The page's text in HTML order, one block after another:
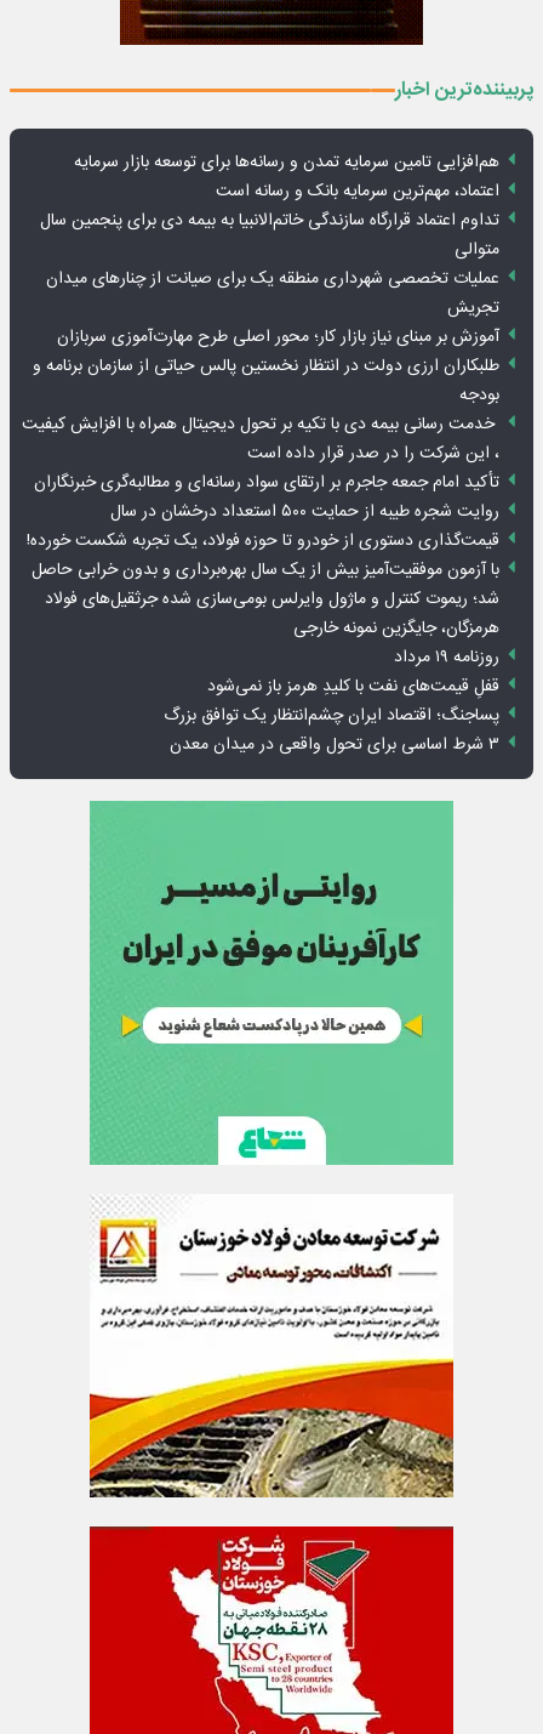
پربیننده‌ترین اخبار
هم‌افزایی تامین سرمایه تمدن و رسانه‌ها برای توسعه بازار سرمایه
اعتماد، مهم‌ترین سرمایه بانک و رسانه است
تداوم اعتماد قرارگاه سازندگی خاتم‌الانبیا به بیمه دی برای پنجمین سال
متوالی
عملیات تخصصی شهرداری منطقه یک برای صیانت از چنارهای میدان
تجریش
آموزش بر مبنای نیاز بازار کار؛ محور اصلی طرح مهارت‌آموزی سربازان
طلبکاران ارزی دولت در انتظار نخستین پالس حیاتی از سازمان برنامه و
بودجه
خدمت رسانی بیمه دی با تکیه بر تحول دیجیتال همراه با افزایش کیفیت
، این شرکت را در صدر قرار داده است
تأکید امام جمعه جاجرم بر ارتقای سواد رسانه‌ای و مطالبه‌گری خبرنگاران
روایت شجره طیبه از حمایت ۵۰۰ استعداد درخشان در سال
قیمت‌گذاری دستوری از خودرو تا حوزه فولاد، یک تجربه شکست خورده!
با آزمون موفقیت‌آمیز بیش از یک سال بهره‌برداری و بدون خرابی حاصل
شد؛ ریموت کنترل و ماژول وایرلس بومی‌سازی شده جرثقیل‌های فولاد
هرمزگان، جایگزین نمونه خارجی
روزنامه ۱۹ مرداد
قفلِ قیمت‌های نفت با کلیدِ هرمز باز نمی‌شود
پساجنگ؛ اقتصاد ایران چشم‌انتظار یک توافق بزرگ
۳ شرط اساسی برای تحول واقعی در میدان معدن